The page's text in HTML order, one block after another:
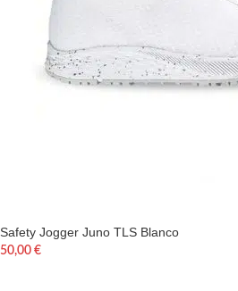
Safety Jogger Juno TLS Blanco
50,00 €